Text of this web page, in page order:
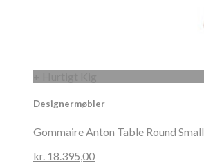
Designermøbler
Gommaire Anton Table Round Small
kr. 18.395,00